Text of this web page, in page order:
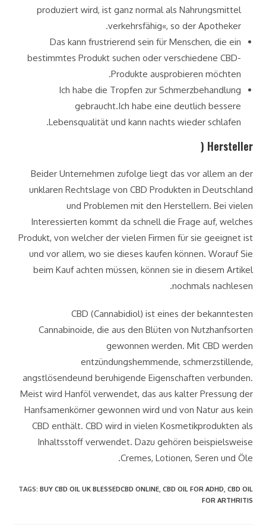
produziert wird, ist ganz normal als Nahrungsmittel
verkehrsfähig«, so der Apotheker.
Das kann frustrierend sein für Menschen, die ein
bestimmtes Produkt suchen oder verschiedene CBD-
Produkte ausprobieren möchten.
Ich habe die Tropfen zur Schmerzbehandlung
gebraucht.Ich habe eine deutlich bessere
Lebensqualität und kann nachts wieder schlafen.
Hersteller (
Beider Unternehmen zufolge liegt das vor allem an der
unklaren Rechtslage von CBD Produkten in Deutschland
und Problemen mit den Herstellern. Bei vielen
Interessierten kommt da schnell die Frage auf, welches
Produkt, von welcher der vielen Firmen für sie geeignet ist
und vor allem, wo sie dieses kaufen können. Worauf Sie
beim Kauf achten müssen, können sie in diesem Artikel
nochmals nachlesen.
CBD (Cannabidiol) ist eines der bekanntesten
Cannabinoide, die aus den Blüten von Nutzhanfsorten
gewonnen werden. Mit CBD werden
entzündungshemmende, schmerzstillende,
angstlösendeund beruhigende Eigenschaften verbunden.
Meist wird Hanföl verwendet, das aus kalter Pressung der
Hanfsamenkörner gewonnen wird und von Natur aus kein
CBD enthält. CBD wird in vielen Kosmetikprodukten als
Inhaltsstoff verwendet. Dazu gehören beispielsweise
Cremes, Lotionen, Seren und Öle.
TAGS: BUY CBD OIL UK BLESSEDCBD ONLINE, CBD OIL FOR ADHD, CBD OIL
FOR ARTHRITIS